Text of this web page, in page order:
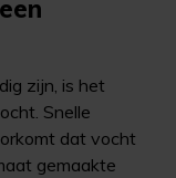
zijn, is het
Snelle
dat vocht
gemaakte